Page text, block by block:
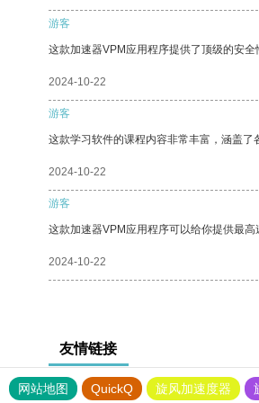
游客
这款加速器VPM应用程序提供了顶级的安全
2024-10-22
游客
这款学习软件的课程内容非常丰富，涵盖了
2024-10-22
游客
这款加速器VPM应用程序可以给你提供最
2024-10-22
友情链接
网站地图 QuickQ 旋风加速度器